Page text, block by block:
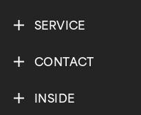
SERVICE
CONTACT
INSIDE